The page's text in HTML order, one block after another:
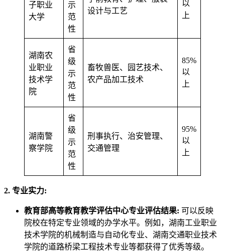
子职业
大学
示
范
性
设计与工艺
以
上
湖南农
业职业
技术学
院
省
级
示
范
性
畜牧兽医、园艺技术、
农产品加工技术
85%
以
上
湖南警
察学院
省
级
示
范
性
刑事执行、治安管理、
交通管理
95%
以
上
2. 专业实力:
教育部高等教育教学评估中心专业评估结果: 可以反映
院校在特定专业领域的办学水平。例如，湖南工业职业
技术学院的机械制造与自动化专业、湖南交通职业技术
学院的道路桥梁工程技术专业等都获得了优秀等级。